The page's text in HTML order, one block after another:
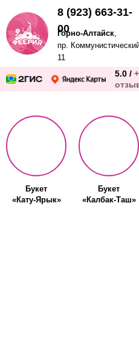
5.0 /
Горно-Алтайск,
пр.
11
8 (923) 663-31-
00
Букет
«Кату-Ярык»
Букет
«Калбак-Таш»